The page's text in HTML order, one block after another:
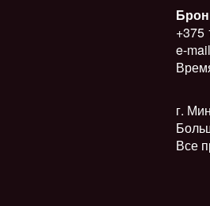
+375
e-
г.
Все